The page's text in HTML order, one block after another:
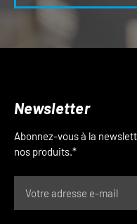
Newsletter
Abonnez-vous à la
nos produits.*